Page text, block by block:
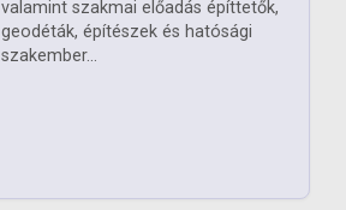
valamint szakmai előadás építtetők,
geodéták, építészek és hatósági
szakember...